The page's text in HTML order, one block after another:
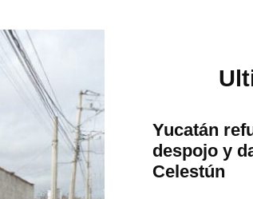
Yucatán
despojo y
Celestún